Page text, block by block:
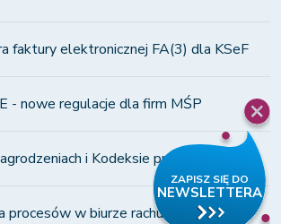
faktury elektronicznej FA(3) dla KSeF
- nowe regulacje dla firm MŚP
i Kodeksie pracy w 2023 r.
procesów w biurze rachunkowym -